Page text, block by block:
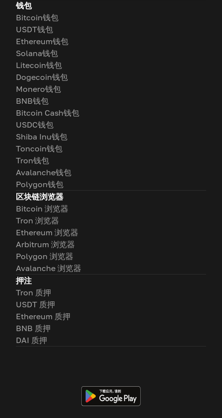
钱包
Bitcoin钱包
USDT钱包
Ethereum钱包
Solana钱包
Litecoin钱包
Dogecoin钱包
Monero钱包
BNB钱包
Bitcoin Cash钱包
USDC钱包
Shiba Inu钱包
Toncoin钱包
Tron钱包
Avalanche钱包
Polygon钱包
区块链浏览器
Bitcoin 浏览器
Tron 浏览器
Ethereum 浏览器
Arbitrum 浏览器
Polygon 浏览器
Avalanche 浏览器
押注
Tron 质押
USDT 质押
Ethereum 质押
BNB 质押
DAI 质押